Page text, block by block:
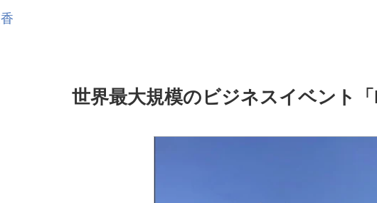
世界最大規模のビジネスイベント